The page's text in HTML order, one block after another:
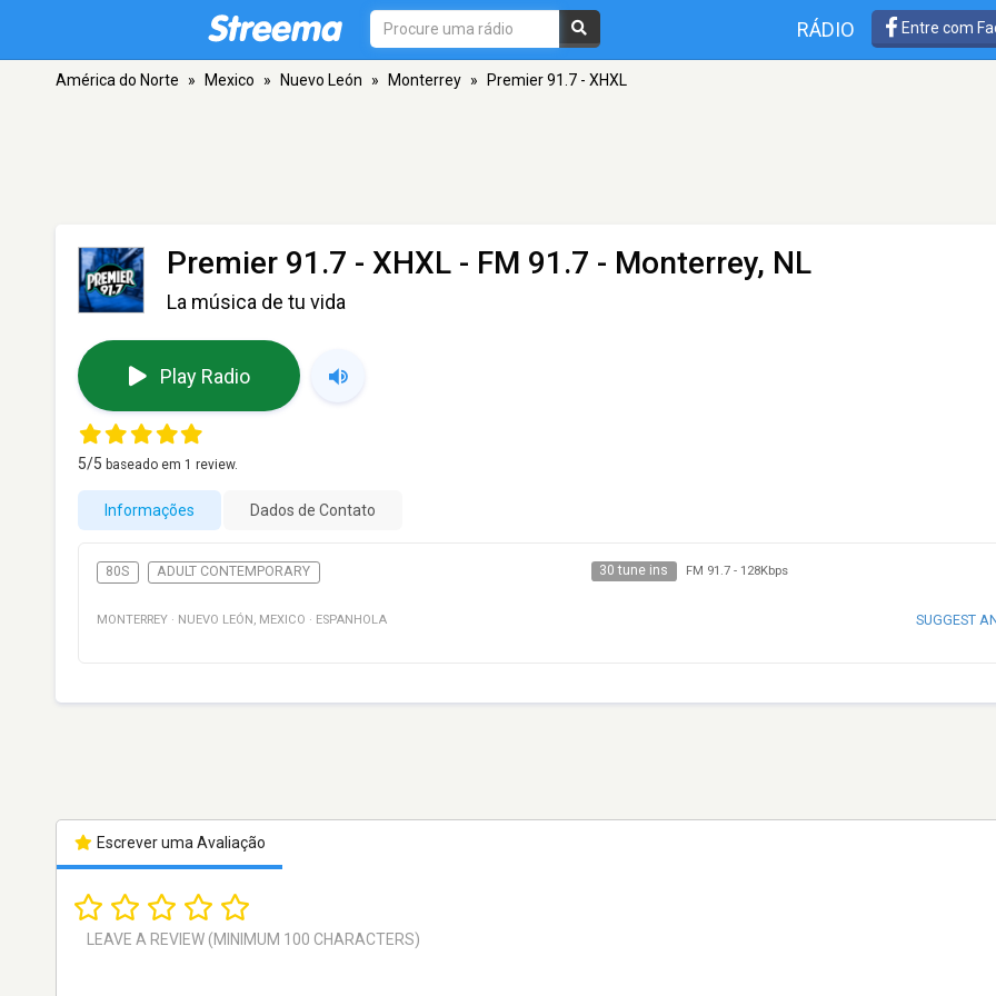
RÁDIO Entre com
América do Norte » Mexico » Nuevo León » Monterrey » Premier 91.7 - XHXL
Premier 91.7 - XHXL - FM 91.7 - Monterrey, NL
La música de tu vida
Play Radio
5/5 baseado em 1 review.
Informações Dados de Contato
80S ADULT CONTEMPORARY 30 tune ins FM 91.7- 128Kbps
MONTERREY · NUEVO LEÓN , MEXICO · ESPANHOLA SUGGEST
Escrever uma Avaliação